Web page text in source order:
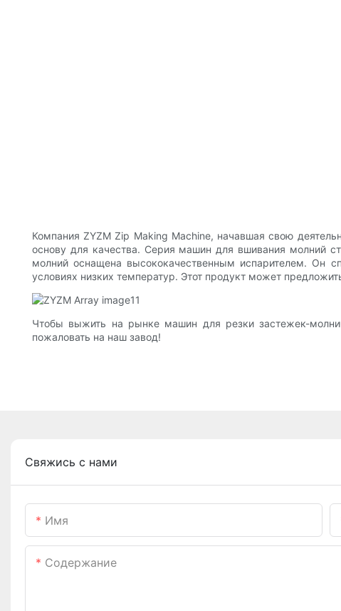
Компания ZYZM Zip Making Machine, начавшая свою
основу для качества. Серия машин для вшивания молний
молний оснащена высококачественным испарителем. Он
условиях низких температур. Этот продукт может
Чтобы выжить на рынке машин для резки застежек-
пожаловать на наш завод!
Свяжись с нами
Имя
Содержание